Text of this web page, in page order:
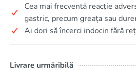
Cea mai frecventă reacție
gastric, precum greața sau
Ai dori să încerci indocin fără
Livrare urmăribilă